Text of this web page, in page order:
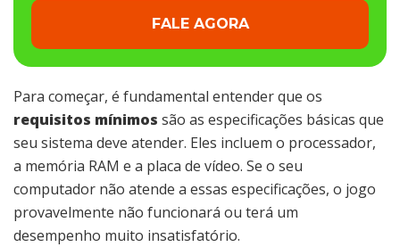
FALE AGORA
Para começar, é fundamental entender que os
requisitos mínimos são as especificações básicas que
seu sistema deve atender. Eles incluem o processador,
a memória RAM e a placa de vídeo. Se o seu
computador não atende a essas especificações, o jogo
provavelmente não funcionará ou terá um
desempenho muito insatisfatório.